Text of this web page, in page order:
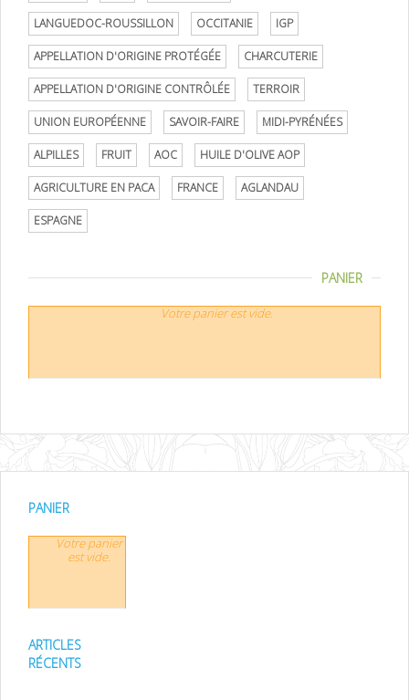
LANGUEDOC-ROUSSILLON OCCITANIE IGP
APPELLATION D'ORIGINE PROTÉGÉE CHARCUTERIE
APPELLATION D'ORIGINE CONTRÔLÉE TERROIR
UNION EUROPÉENNE SAVOIR-FAIRE MIDI-PYRÉNÉES
ALPILLES FRUIT AOC HUILE D'OLIVE AOP
AGRICULTURE EN PACA FRANCE AGLANDAU
ESPAGNE
PANIER
Votre panier est vide.
PANIER
Votre panier
est vide.
ARTICLES
RÉCENTS